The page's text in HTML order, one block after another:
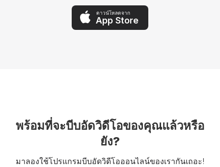
ดาวน์โหลดจาก
App Store
พร้อมที่จะบีบอัดวิดีโอของคุณแล้วหรือ
ยัง?
มาลองใช้โปรแกรมบีบอัดวิดีโอออนไลน์ของเรากันเถอะ!